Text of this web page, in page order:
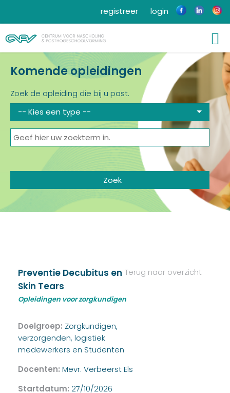
login
registreer
Komende opleidingen
Zoek de opleiding die bij u past.
-- Kies een type --
Terug naar overzicht
Preventie Decubitus en
Skin Tears
Opleidingen voor zorgkundigen
Doelgroep: Zorgkundigen,
verzorgenden, logistiek
medewerkers en Studenten
Docenten: Mevr. Verbeerst Els
Startdatum: 27/10/2026